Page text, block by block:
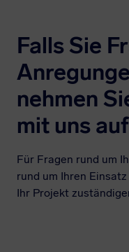
Falls Sie
nehmen
mit uns
Für Fragen rund um
rund um Ihren
Ihr Projekt